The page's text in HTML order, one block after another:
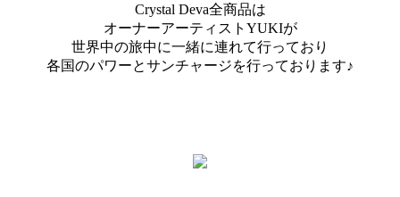
Crystal Deva全商品は
オーナーアーティストYUKIが
世界中の旅中に一緒に連れて行っており
各国のパワーとサンチャージを行っております♪